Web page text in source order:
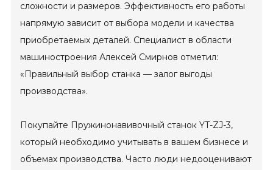
сложности и размеров. Эффективность его работы
напрямую зависит от выбора модели и качества
приобретаемых деталей. Специалист в области
машиностроения Алексей Смирнов отметил:
«Правильный выбор станка — залог выгоды
производства».
Покупайте Пружинонавивочный станок YT-ZJ-3,
который необходимо учитывать в вашем бизнесе и
объемах производства. Часто люди недооценивают